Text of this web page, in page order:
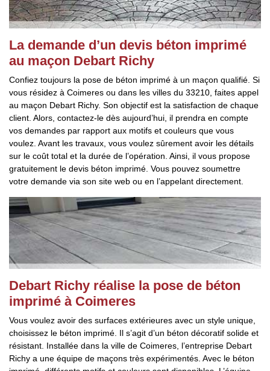
La demande d’un devis béton imprimé
au maçon Debart Richy
Confiez toujours la pose de béton imprimé à un maçon qualifié. Si
vous résidez à Coimeres ou dans les villes du 33210, faites appel
au maçon Debart Richy. Son objectif est la satisfaction de chaque
client. Alors, contactez-le dès aujourd’hui, il prendra en compte
vos demandes par rapport aux motifs et couleurs que vous
voulez. Avant les travaux, vous voulez sûrement avoir les détails
sur le coût total et la durée de l’opération. Ainsi, il vous propose
gratuitement le devis béton imprimé. Vous pouvez soumettre
votre demande via son site web ou en l’appelant directement.
Debart Richy réalise la pose de béton
imprimé à Coimeres
Vous voulez avoir des surfaces extérieures avec un style unique,
choisissez le béton imprimé. Il s’agit d’un béton décoratif solide et
résistant. Installée dans la ville de Coimeres, l’entreprise Debart
Richy a une équipe de maçons très expérimentés. Avec le béton